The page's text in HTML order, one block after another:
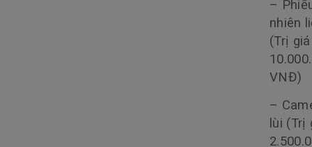
–
nhiên
(Trị giá
VNĐ)
–
lùi (Trị